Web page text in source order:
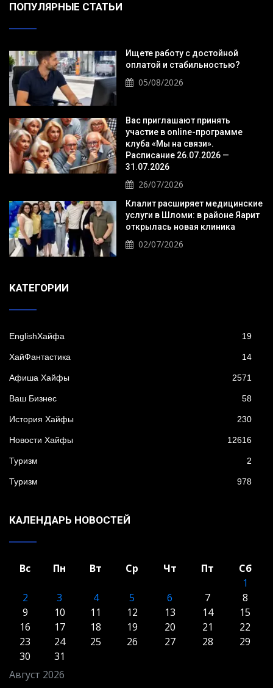
ПОПУЛЯРНЫЕ СТАТЬИ
Ищете работу с достойной
оплатой и стабильностью?
05/08/2026
Вас приглашают принять
участие в online-программе
клуба «Мы на связи».
Расписание 26.07.2026 —
31.07.2026
26/07/2026
Клалит расширяет медицинские
услуги в Шломи: в районе Яарит
открылась новая клиника
02/07/2026
KАТЕГОРИИ
EnglishХайфа 19
XайФантастика 14
Афиша Хайфы 2571
Ваш Бизнес 58
История Хайфы 230
Новости Хайфы 12616
Туризм 2
Туризм 978
КАЛЕНДАРЬ НОВОСТЕЙ
Август 2026
Вс Пн Вт Ср Чт Пт
Сб
1
2
3 4 5 6 7
8
9
10 11 12 13 14
15
16
17 18 19 20 21
22
23
24 25 26 27 28
29
30
31